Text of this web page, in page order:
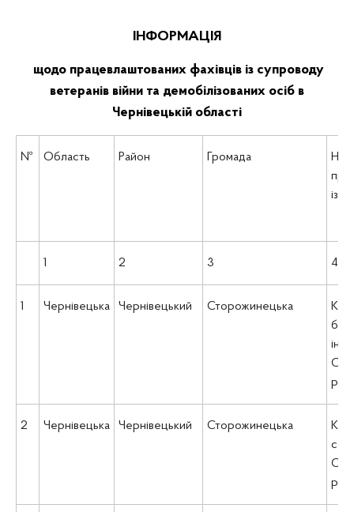
ІНФОРМАЦІЯ
щодо працевлаштованих фахівців із супроводу
ветеранів війни та демобілізованих осіб в
Чернівецькій області
№ Область Район Громада
із
1 2 3 4
1 Чернівецька Чернівецький Сторожинецька
2 Чернівецька Чернівецький Сторожинецька